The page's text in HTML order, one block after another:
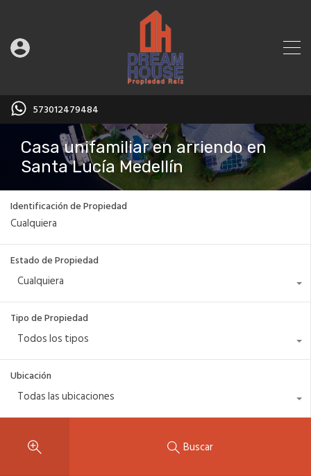
573012479484
Casa unifamiliar en arriendo en
Santa Lucía Medellín
Identificación de Propiedad
Estado de Propiedad
Cualquiera
Tipo de Propiedad
Todos los tipos
Ubicación
Todas las ubicaciones
Buscar